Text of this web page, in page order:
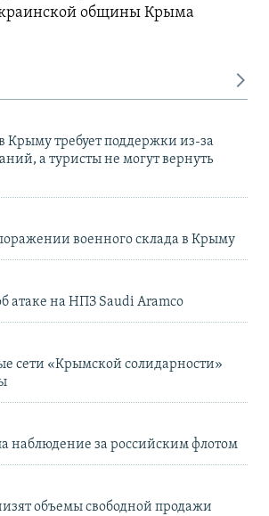
общины Крыма
Крыму требует поддержки из-за
а туристы не могут вернуть
военного склада в Крыму
атаке на НПЗ Saudi Aramco
сети «Крымской солидарности»
наблюдение за российским флотом
объемы свободной продажи